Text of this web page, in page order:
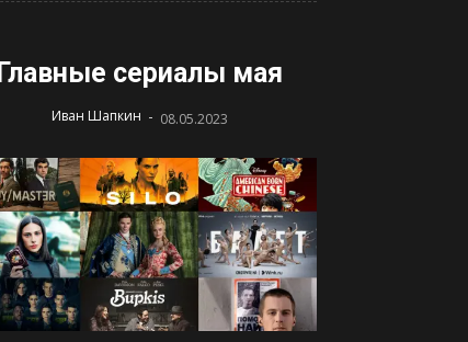
Главные сериалы мая
Иван Шапкин - 08.05.2023